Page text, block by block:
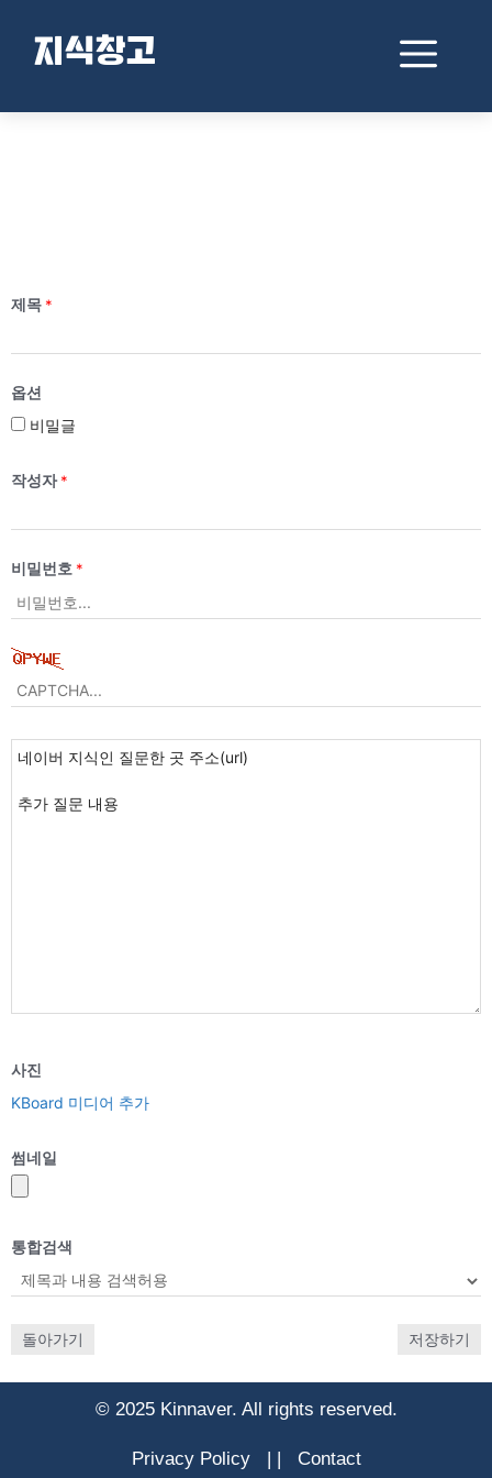
지식창고
제목 *
옵션
비밀글
작성자 *
비밀번호 *
사진
KBoard 미디어 추가
썸네일
통합검색
돌아가기 저장하기
© 2025 Kinnaver. All rights reserved.
Privacy Policy Contact